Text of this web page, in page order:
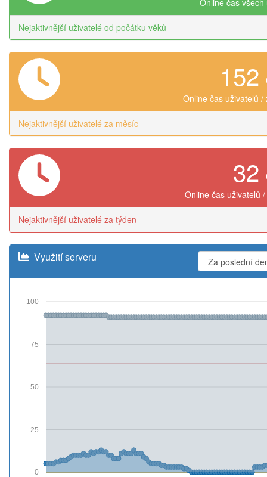
Nejaktivnější uživatelé od počátku věků
152
Online čas uživatelů /
Nejaktivnější uživatelé za měsíc
32
Online čas uživatelů
Nejaktivnější uživatelé za týden
Využití serveru
0
25
50
75
100